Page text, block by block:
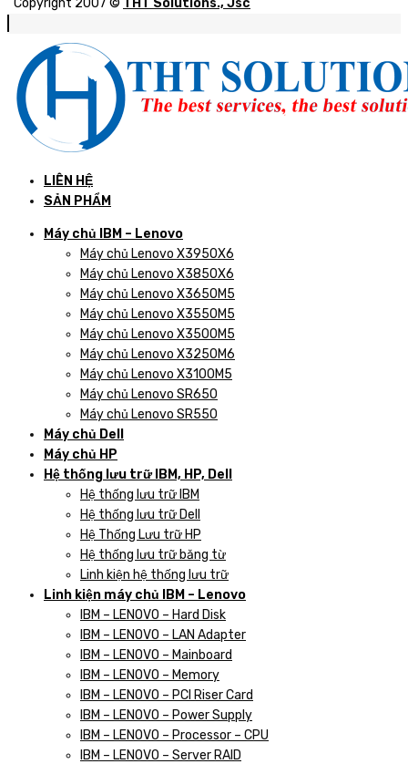
LIÊN HỆ
SẢN PHẨM
Máy chủ IBM – Lenovo
Máy chủ Lenovo X3950X6
Máy chủ Lenovo X3850X6
Máy chủ Lenovo X3650M5
Máy chủ Lenovo X3550M5
Máy chủ Lenovo X3500M5
Máy chủ Lenovo X3250M6
Máy chủ Lenovo X3100M5
Máy chủ Lenovo SR650
Máy chủ Lenovo SR550
Máy chủ Dell
Máy chủ HP
Hệ thống lưu trữ IBM, HP, Dell
Hệ thống lưu trữ IBM
Hệ thống lưu trữ Dell
Hệ Thống Lưu trữ HP
Hệ thống lưu trữ băng từ
Linh kiện hệ thống lưu trữ
Linh kiện máy chủ IBM – Lenovo
IBM – LENOVO – Hard Disk
IBM – LENOVO – LAN Adapter
IBM – LENOVO – Mainboard
IBM – LENOVO – Memory
IBM – LENOVO – PCI Riser Card
IBM – LENOVO – Power Supply
IBM – LENOVO – Processor – CPU
IBM – LENOVO – Server RAID